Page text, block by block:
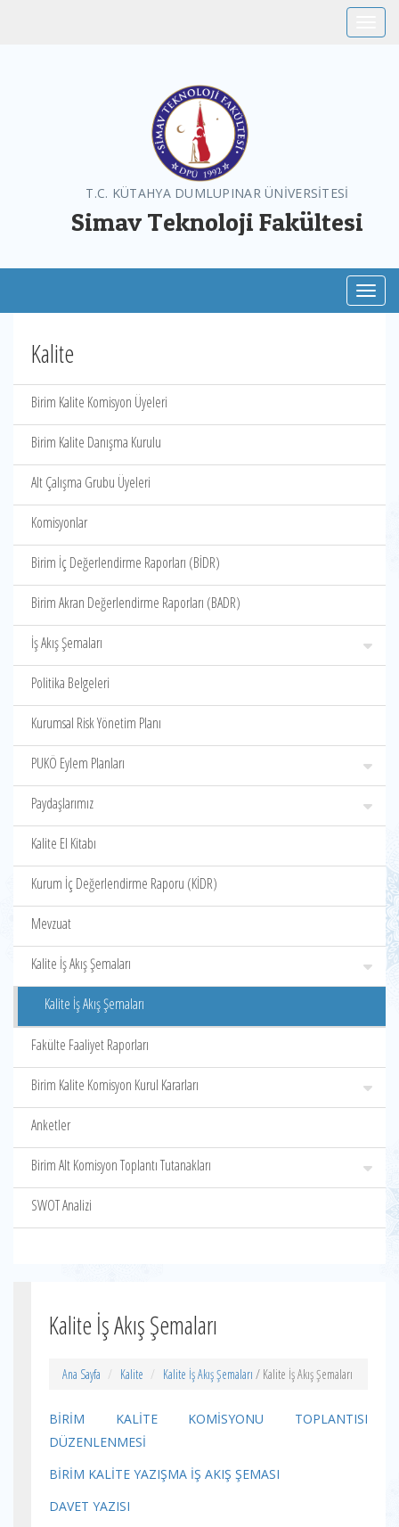
T.C. KÜTAHYA DUMLUPINAR ÜNİVERSİTESİ
Simav Teknoloji Fakültesi
Kalite
Birim Kalite Komisyon Üyeleri
Birim Kalite Danışma Kurulu
Alt Çalışma Grubu Üyeleri
Komisyonlar
Birim İç Değerlendirme Raporları (BİDR)
Birim Akran Değerlendirme Raporları (BADR)
İş Akış Şemaları
Politika Belgeleri
Kurumsal Risk Yönetim Planı
PUKÖ Eylem Planları
Paydaşlarımız
Kalite El Kitabı
Kurum İç Değerlendirme Raporu (KİDR)
Mevzuat
Kalite İş Akış Şemaları
Kalite İş Akış Şemaları
Fakülte Faaliyet Raporları
Birim Kalite Komisyon Kurul Kararları
Anketler
Birim Alt Komisyon Toplantı Tutanakları
SWOT Analizi
Kalite İş Akış Şemaları
Ana Sayfa Kalite Kalite İş Akış Şemaları / Kalite İş Akış Şemaları
BİRİM KALİTE KOMİSYONU TOPLANTISI
DÜZENLENMESİ
BİRİM KALİTE YAZIŞMA İŞ AKIŞ ŞEMASI
DAVET YAZISI